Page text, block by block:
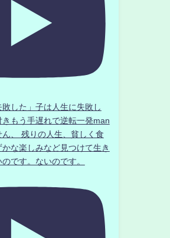
した」子は人生に失敗し
きもう手遅れで逆転一発man
ん、 残りの人生、貧しく食
な楽しみなど見つけて生き
です。ないのです。